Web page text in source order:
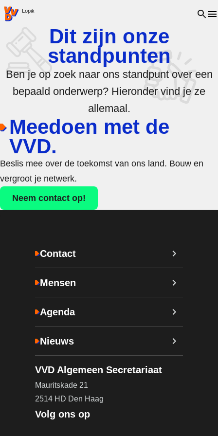
VVD.nl - Ga naar de homepage
Lopik Open
Dit zijn onze
standpunten
Ben je op zoek naar ons standpunt over een
bepaald onderwerp? Hieronder vind je ze
allemaal.
Meedoen met de
VVD.
Beslis mee over de toekomst van ons land. Bouw en
vergroot je netwerk.
Neem contact op!
Contact
Mensen
Agenda
Nieuws
VVD Algemeen Secretariaat
Mauritskade 21
2514 HD Den Haag
Volg ons op